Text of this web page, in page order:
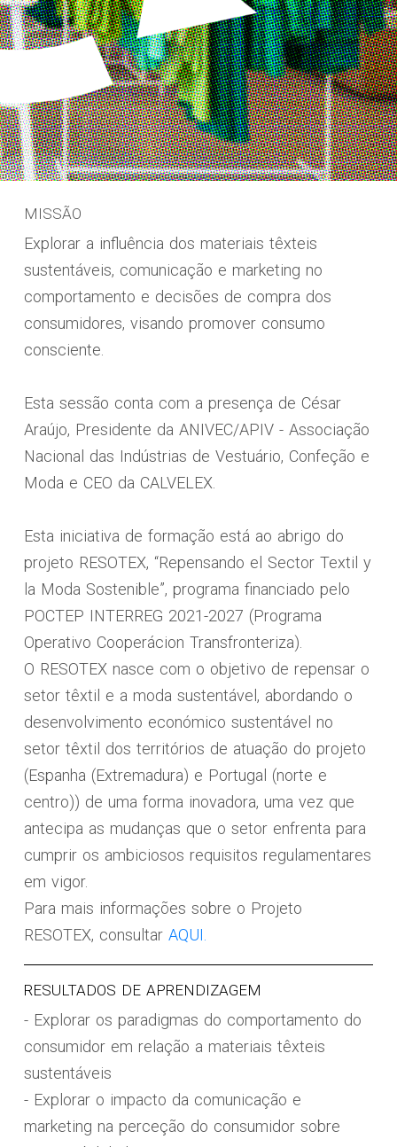
MISSÃO
Explorar a influência dos materiais têxteis
sustentáveis, comunicação e marketing no
comportamento e decisões de compra dos
consumidores, visando promover consumo
consciente.
Esta sessão conta com a presença de César
Araújo, Presidente da ANIVEC/APIV - Associação
Nacional das Indústrias de Vestuário, Confeção e
Moda e CEO da CALVELEX.
Esta iniciativa de formação está ao abrigo do
projeto RESOTEX, “Repensando el Sector Textil y
la Moda Sostenible”, programa financiado pelo
POCTEP INTERREG 2021-2027 (Programa
Operativo Cooperácion Transfronteriza).
O RESOTEX nasce com o objetivo de repensar o
setor têxtil e a moda sustentável, abordando o
desenvolvimento económico sustentável no
setor têxtil dos territórios de atuação do projeto
(Espanha (Extremadura) e Portugal (norte e
centro)) de uma forma inovadora, uma vez que
antecipa as mudanças que o setor enfrenta para
cumprir os ambiciosos requisitos regulamentares
em vigor.
Para mais informações sobre o Projeto
RESOTEX, consultar AQUI.
RESULTADOS DE APRENDIZAGEM
- Explorar os paradigmas do comportamento do
consumidor em relação a materiais têxteis
sustentáveis
- Explorar o impacto da comunicação e
marketing na perceção do consumidor sobre